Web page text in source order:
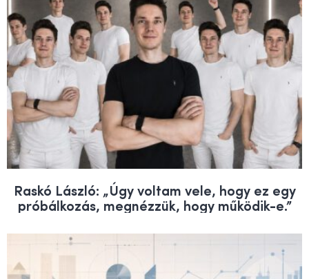
Raskó László: „Úgy voltam vele, hogy ez egy
próbálkozás, megnézzük, hogy működik-e.”